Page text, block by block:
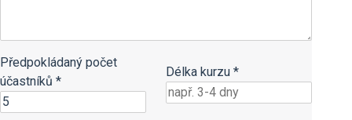
Předpokládaný počet
účastníků *
Délka kurzu *